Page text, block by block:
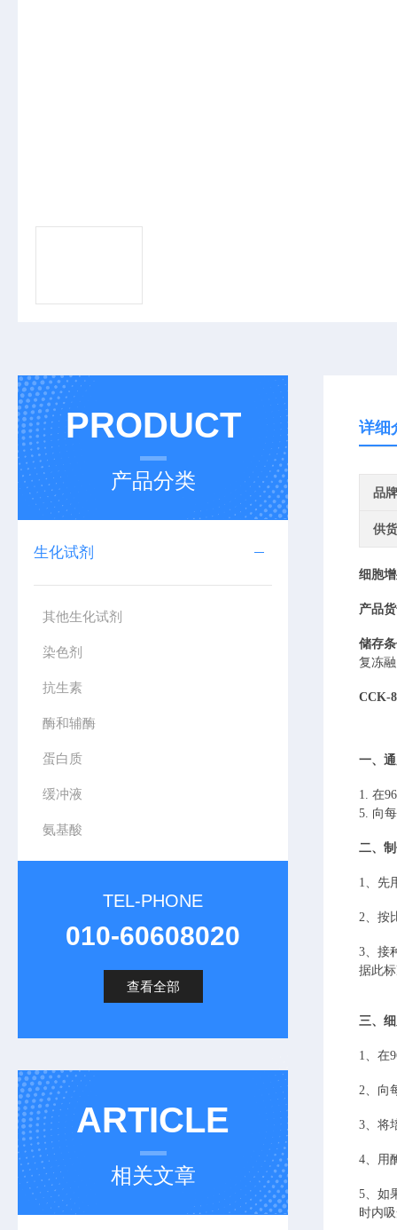
PRODUCT
产品分类
生化试剂
其他生化试剂
染色剂
抗生素
酶和辅酶
蛋白质
缓冲液
氨基酸
TEL-PHONE
010-60608020
查看全部
ARTICLE
相关文章
详细
品牌
供
细胞
产品
储存
复冻
CCK-
一、
1. 在
5. 向
二、
1、先
2、按
3、接
据此
三、
1、在
2、向
3、将
4、用
5、如
时内